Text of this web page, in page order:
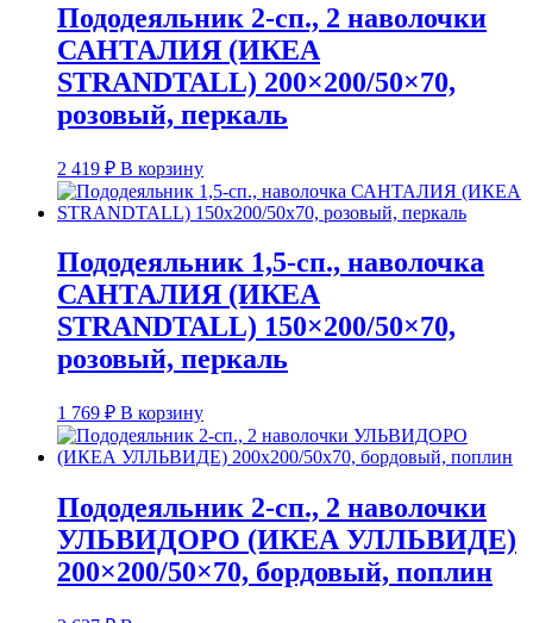
Пододеяльник 2-сп., 2 наволочки
САНТАЛИЯ (ИКЕА
STRANDTALL) 200×200/50×70,
розовый, перкаль
2 419 ₽ В корзину
Пододеяльник 1,5-сп., наволочка
САНТАЛИЯ (ИКЕА
STRANDTALL) 150×200/50×70,
розовый, перкаль
1 769 ₽ В корзину
Пододеяльник 2-сп., 2 наволочки
УЛЬВИДОРО (ИКЕА УЛЛЬВИДЕ)
200×200/50×70, бордовый, поплин